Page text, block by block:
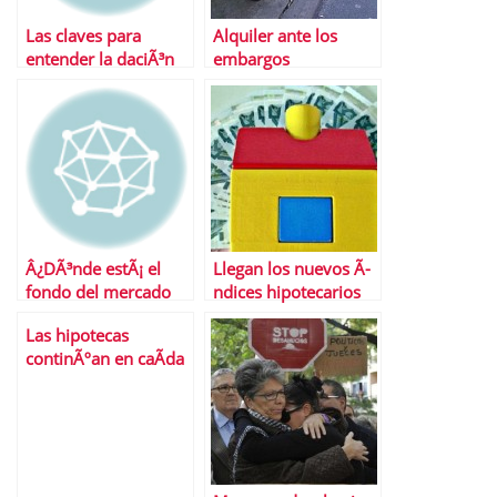
Las claves para
entender la daciÃ³n
Alquiler ante los
embargos
hipotecarios Â¿Una
soluciÃ³n viable?
Â¿DÃ³nde estÃ¡ el
fondo del mercado
inmobiliario?
Llegan los nuevos Ã­
ndices hipotecarios
Las hipotecas
continÃºan en caÃ­da